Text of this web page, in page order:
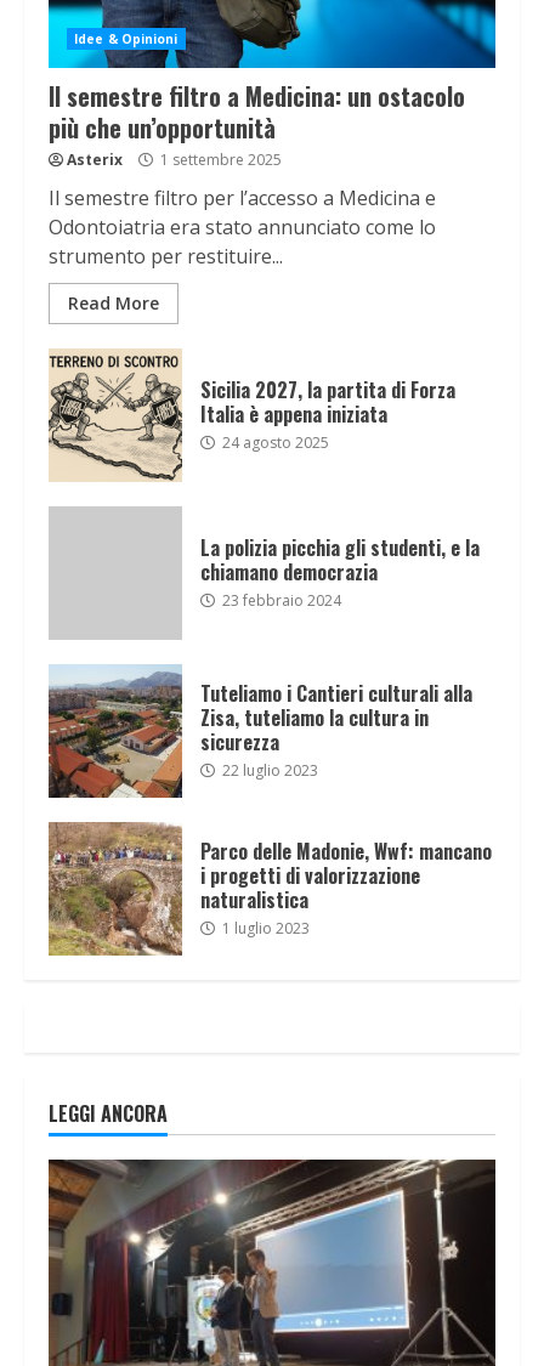
Idee & Opinioni
Il semestre filtro a Medicina: un ostacolo
più che un’opportunità
Asterix 1 settembre 2025
Il semestre filtro per l’accesso a Medicina e
Odontoiatria era stato annunciato come lo
strumento per restituire...
Read More
Sicilia 2027, la partita di Forza
Italia è appena iniziata
24 agosto 2025
La polizia picchia gli studenti, e la
chiamano democrazia
23 febbraio 2024
Tuteliamo i Cantieri culturali alla
Zisa, tuteliamo la cultura in
sicurezza
22 luglio 2023
Parco delle Madonie, Wwf: mancano
i progetti di valorizzazione
naturalistica
1 luglio 2023
LEGGI ANCORA